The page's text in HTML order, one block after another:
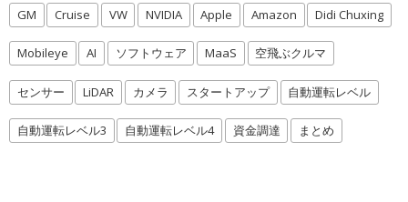
GM Cruise VW NVIDIA Apple Amazon Didi Chuxing
Mobileye AI ソフトウェア MaaS 空飛ぶクルマ
センサー LiDAR カメラ スタートアップ 自動運転レベル
自動運転レベル3 自動運転レベル4 資金調達 まとめ